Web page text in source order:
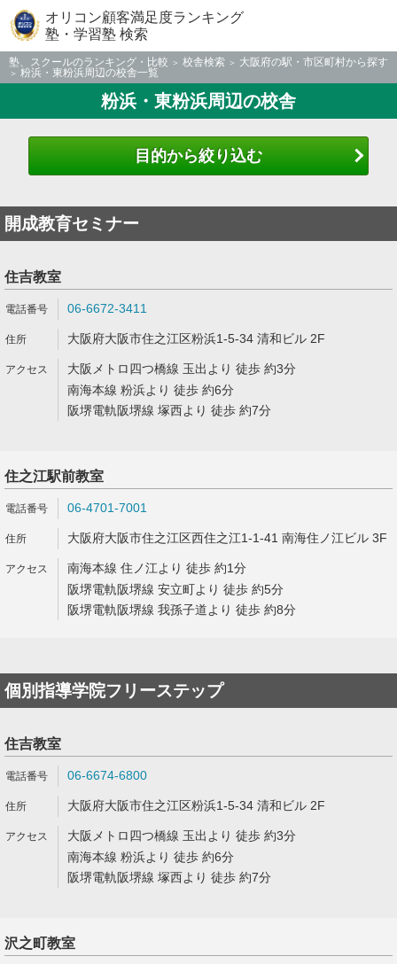
オリコン顧客満足度ランキング
塾・学習塾 検索
塾、スクールのランキング・比較 校舎検索
大阪府の駅・市区町村から探す
粉浜・東粉浜周辺の校舎一覧
粉浜・東粉浜周辺の校舎
目的から絞り込む
開成教育セミナー
住吉教室
06-6672-3411
大阪府大阪市住之江区粉浜1-5-34 清和ビル 2F
大阪メトロ四つ橋線 玉出より 徒歩 約3分
南海本線 粉浜より 徒歩 約6分
阪堺電軌阪堺線 塚西より 徒歩 約7分
住之江駅前教室
06-4701-7001
大阪府大阪市住之江区西住之江1-1-41 南海住ノ江ビル 3F
南海本線 住ノ江より 徒歩 約1分
阪堺電軌阪堺線 安立町より 徒歩 約5分
阪堺電軌阪堺線 我孫子道より 徒歩 約8分
個別指導学院フリーステップ
住吉教室
06-6674-6800
大阪府大阪市住之江区粉浜1-5-34 清和ビル 2F
大阪メトロ四つ橋線 玉出より 徒歩 約3分
南海本線 粉浜より 徒歩 約6分
阪堺電軌阪堺線 塚西より 徒歩 約7分
沢之町教室